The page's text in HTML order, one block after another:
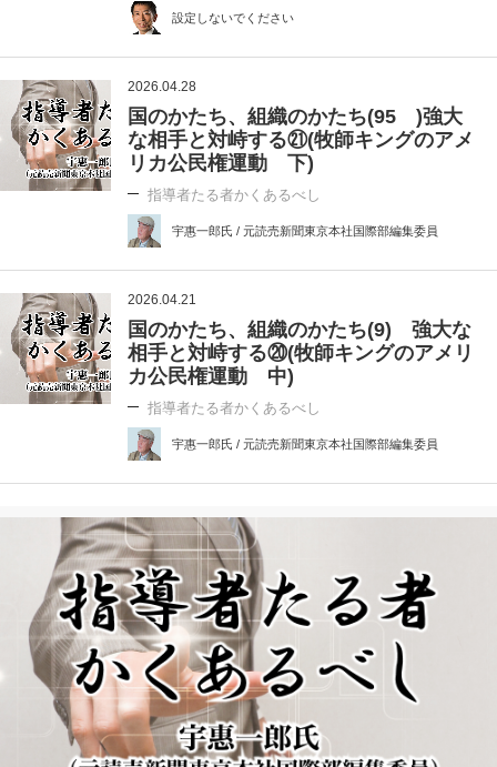
設定しないでください
2026.04.28
国のかたち、組織のかたち(95 )強大
な相手と対峙する㉑(牧師キングのアメ
リカ公民権運動 下)
指導者たる者かくあるべし
宇惠一郎氏 / 元読売新聞東京本社国際部編集委員
2026.04.21
国のかたち、組織のかたち(9) 強大な
相手と対峙する⑳(牧師キングのアメリ
カ公民権運動 中)
指導者たる者かくあるべし
宇惠一郎氏 / 元読売新聞東京本社国際部編集委員